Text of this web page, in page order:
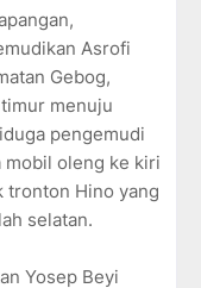
Asrofi
Gebog,
menuju
pengemudi
mobil oleng ke kiri
tronton Hino yang
selatan.
Yosep Beyi